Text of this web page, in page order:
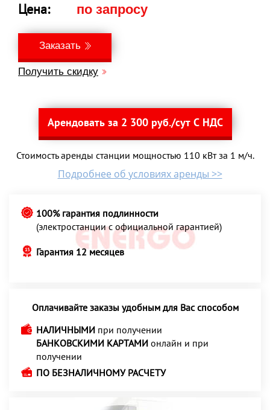
Цена: по запросу
Заказать
Получить скидку
Арендовать за 2 300 руб./сут С НДС
Стоимость аренды станции мощностью 110 кВт за 1 м/ч.
Подробнее об условиях аренды >>
100% гарантия подлинности
(электростанции с официальной гарантией)
Гарантия 12 месяцев
Оплачивайте заказы удобным для Вас способом
НАЛИЧНЫМИ при получении
БАНКОВСКИМИ КАРТАМИ онлайн и при
получении
ПО БЕЗНАЛИЧНОМУ РАСЧЕТУ